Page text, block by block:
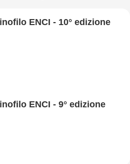
ENCI - 10° edizione
ENCI - 9° edizione